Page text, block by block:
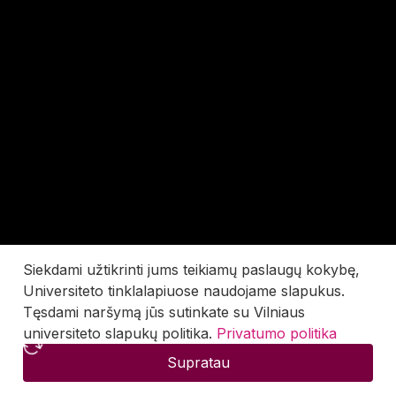
Siekdami užtikrinti jums teikiamų paslaugų kokybę,
Universiteto tinklalapiuose naudojame slapukus.
Tęsdami naršymą jūs sutinkate su Vilniaus
universiteto slapukų politika. Privatumo politika
Supratau